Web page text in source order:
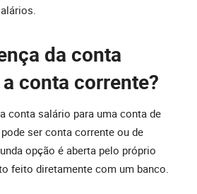
da conta
conta corrente?
conta salário para uma conta de
ser conta corrente ou de
opção é aberta pelo próprio
feito diretamente com um banco.